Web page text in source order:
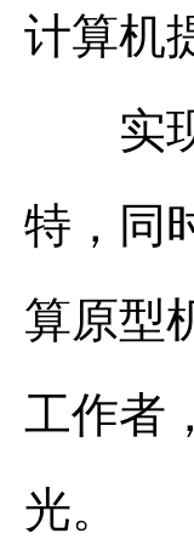
计算机
实现
特，同
算原型
工作者
光。